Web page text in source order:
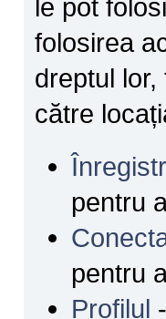
le pot
folosirea
dreptul
către
pentru
pentru
Profilul